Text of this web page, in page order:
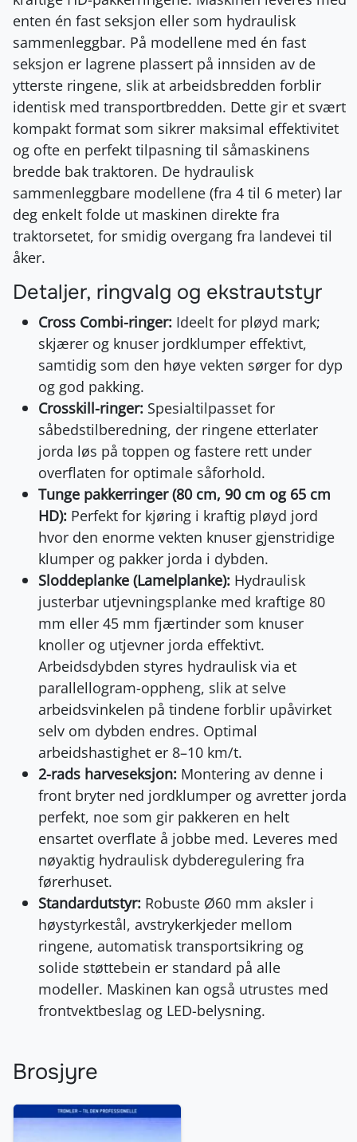
enten én fast seksjon eller som hydraulisk
sammenleggbar. På modellene med én fast
seksjon er lagrene plassert på innsiden av de
ytterste ringene, slik at arbeidsbredden forblir
identisk med transportbredden. Dette gir et svært
kompakt format som sikrer maksimal effektivitet
og ofte en perfekt tilpasning til såmaskinens
bredde bak traktoren. De hydraulisk
sammenleggbare modellene (fra 4 til 6 meter) lar
deg enkelt folde ut maskinen direkte fra
traktorsetet, for smidig overgang fra landevei til
åker.
Detaljer, ringvalg og ekstrautstyr
Cross Combi-ringer: Ideelt for pløyd mark;
skjærer og knuser jordklumper effektivt,
samtidig som den høye vekten sørger for dyp
og god pakking.
Crosskill-ringer: Spesialtilpasset for
såbedstilberedning, der ringene etterlater
jorda løs på toppen og fastere rett under
overflaten for optimale såforhold.
Tunge pakkerringer (80 cm, 90 cm og 65 cm
HD): Perfekt for kjøring i kraftig pløyd jord
hvor den enorme vekten knuser gjenstridige
klumper og pakker jorda i dybden.
Sloddeplanke (Lamelplanke): Hydraulisk
justerbar utjevningsplanke med kraftige 80
mm eller 45 mm fjærtinder som knuser
knoller og utjevner jorda effektivt.
Arbeidsdybden styres hydraulisk via et
parallellogram-oppheng, slik at selve
arbeidsvinkelen på tindene forblir upåvirket
selv om dybden endres. Optimal
arbeidshastighet er 8–10 km/t.
2-rads harveseksjon: Montering av denne i
front bryter ned jordklumper og avretter jorda
perfekt, noe som gir pakkeren en helt
ensartet overflate å jobbe med. Leveres med
nøyaktig hydraulisk dybderegulering fra
førerhuset.
Standardutstyr: Robuste Ø60 mm aksler i
høystyrkestål, avstrykerkjeder mellom
ringene, automatisk transportsikring og
solide støttebein er standard på alle
modeller. Maskinen kan også utrustes med
frontvektbeslag og LED-belysning.
Brosjyre